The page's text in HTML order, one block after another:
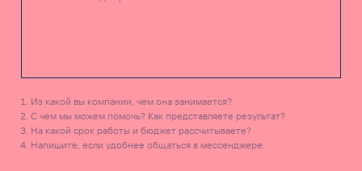
Из какой вы компании, чем она занимается?
С чем мы можем помочь? Как представляете результат?
На какой срок работы и бюджет рассчитываете?
Напишите, если удобнее общаться в мессенджере.